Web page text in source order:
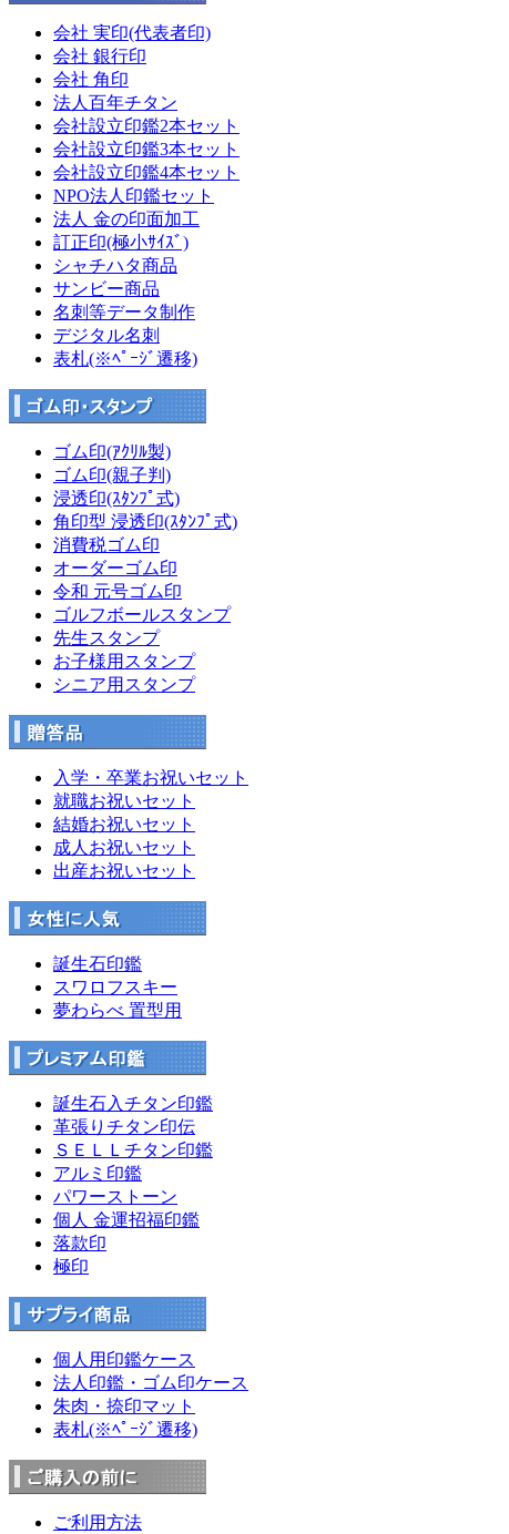
会社 実印(代表者印)
会社 銀行印
会社 角印
法人百年チタン
会社設立印鑑2本セット
会社設立印鑑3本セット
会社設立印鑑4本セット
NPO法人印鑑セット
法人 金の印面加工
訂正印(極小ｻｲｽﾞ)
シャチハタ商品
サンビー商品
名刺等データ制作
デジタル名刺
表札(※ﾍﾟｰｼﾞ遷移)
ゴム印(ｱｸﾘﾙ製)
ゴム印(親子判)
浸透印(ｽﾀﾝﾌﾟ式)
角印型 浸透印(ｽﾀﾝﾌﾟ式)
消費税ゴム印
オーダーゴム印
令和 元号ゴム印
ゴルフボールスタンプ
先生スタンプ
お子様用スタンプ
シニア用スタンプ
入学・卒業お祝いセット
就職お祝いセット
結婚お祝いセット
成人お祝いセット
出産お祝いセット
誕生石印鑑
スワロフスキー
夢わらべ 置型用
誕生石入チタン印鑑
革張りチタン印伝
ＳＥＬＬチタン印鑑
アルミ印鑑
パワーストーン
個人 金運招福印鑑
落款印
極印
個人用印鑑ケース
法人印鑑・ゴム印ケース
朱肉・捺印マット
表札(※ﾍﾟｰｼﾞ遷移)
ご利用方法